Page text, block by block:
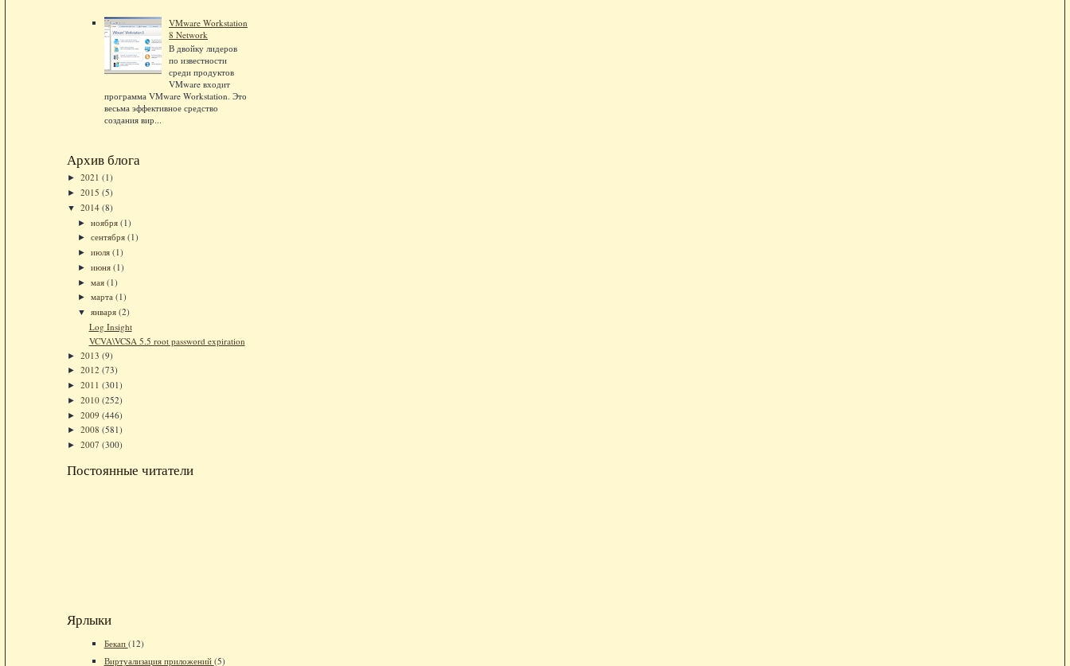
VMware Workstation
8 Network
В двойку лидеров
по известности
среди продуктов
VMware входит
программа VMware Workstation. Это
весьма эффективное средство
создания вир...
Архив блога
► 2021 (1)
► 2015 (5)
▼ 2014 (8)
► ноября (1)
► сентября (1)
► июля (1)
► июня (1)
► мая (1)
► марта (1)
▼ января (2)
Log Insight
VCVA\VCSA 5.5 root password expiration
► 2013 (9)
► 2012 (73)
► 2011 (301)
► 2010 (252)
► 2009 (446)
► 2008 (581)
► 2007 (300)
Постоянные читатели
Ярлыки
Бекап (12)
Виртуализация приложений (5)